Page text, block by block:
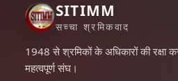
SITIMM
सच्चा श्रमिकवाद
1948 से श्रमिकों के अधिकारों की रक्षा
महत्वपूर्ण संघ।